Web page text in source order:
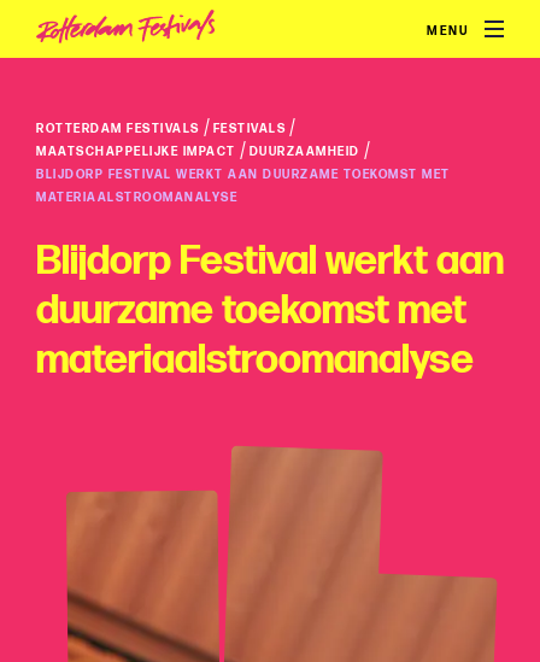
MENU
ROTTERDAM FESTIVALS / FESTIVALS /
MAATSCHAPPELIJKE IMPACT / DUURZAAMHEID /
BLIJDORP FESTIVAL WERKT AAN DUURZAME TOEKOMST MET
MATERIAALSTROOMANALYSE
Blijdorp Festival werkt aan
duurzame toekomst met
materiaalstroomanalyse